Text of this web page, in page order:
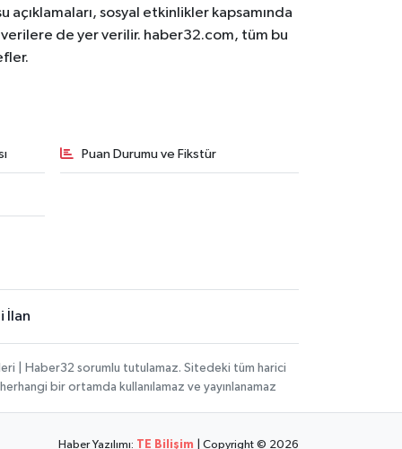
sosyal etkinlikler kapsamında
de yer verilir. haber32.com, tüm bu
Puan Durumu ve Fikstür
İlan
| Haber32 sorumlu tutulamaz. Sitedeki tüm harici
bir ortamda kullanılamaz ve yayınlanamaz
Haber Yazılımı: TE Bilişim | Copyright © 2026